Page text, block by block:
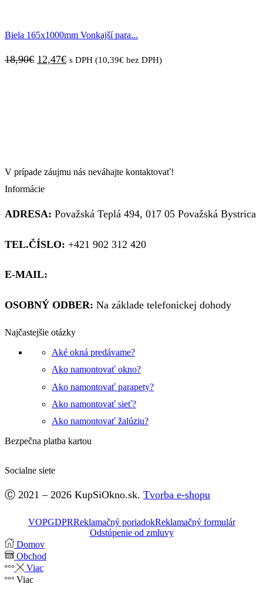
15,95€.11,18€.
Biela 165x1000mm Vonkajší para...
18,90€ Pôvodná
12,47€Aktuálna
s DPH (10,39€ bez DPH)
V prípade záujmu nás neváhajte kontaktovať!
Informácie
ADRESA: Považská Teplá 494, 017 05 Považská Bystrica
TEL.ČÍSLO: +421 902 312 420
E-MAIL:
OSOBNÝ ODBER: Na základe telefonickej dohody
Najčastejšie otázky
Aké okná predávame?
Ako namontovať okno?
Ako namontovať parapety?
Ako namontovať sieť?
Ako namontovať žalúziu?
Bezpečna platba kartou
Socialne siete
Ⓒ 2021 – 2026 KupSiOkno.sk. Tvorba e-shopu
VOPGDPRReklamačný poriadokReklamačný formulár
Odstúpenie od zmluvy
Domov
Obchod
Viac
Viac